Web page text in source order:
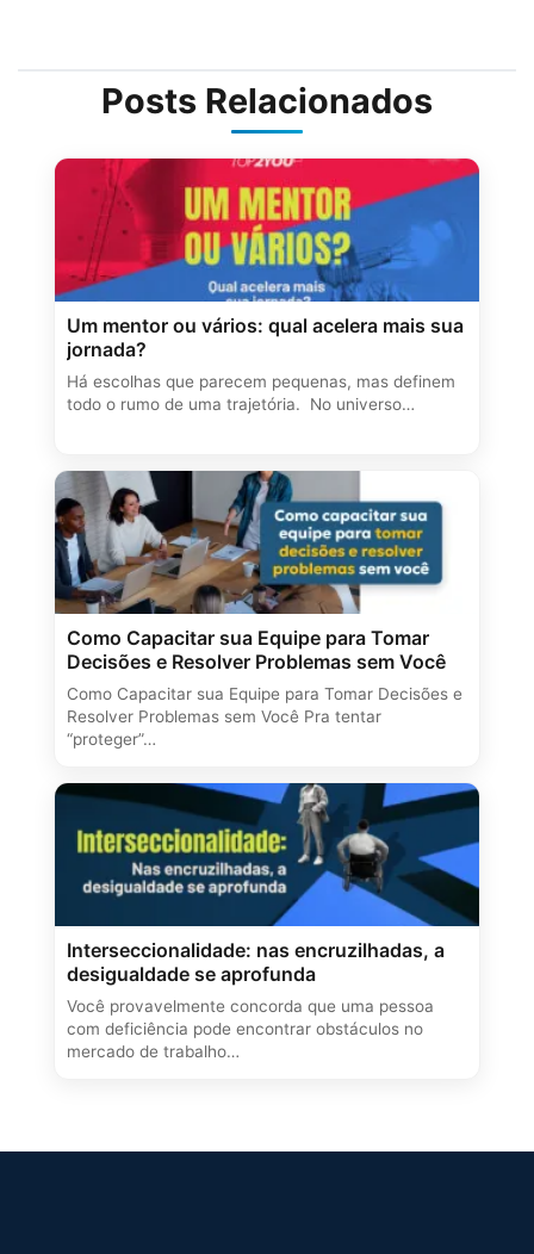
Posts Relacionados
Um mentor ou vários: qual acelera mais sua
jornada?
Há escolhas que parecem pequenas, mas definem
todo o rumo de uma trajetória. No universo…
Como Capacitar sua Equipe para Tomar
Decisões e Resolver Problemas sem Você
Como Capacitar sua Equipe para Tomar Decisões e
Resolver Problemas sem Você Pra tentar
“proteger”…
Interseccionalidade: nas encruzilhadas, a
desigualdade se aprofunda
Você provavelmente concorda que uma pessoa
com deficiência pode encontrar obstáculos no
mercado de trabalho…